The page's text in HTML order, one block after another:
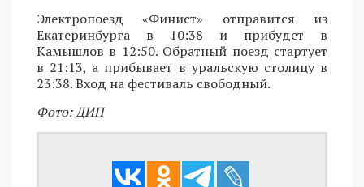
Электропоезд «Финист» отправится из
Екатеринбурга в 10:38 и прибудет в
Камышлов в 12:50. Обратный поезд стартует
в 21:13, а прибывает в уральскую столицу в
23:38. Вход на фестиваль свободный.
Фото: ДИП